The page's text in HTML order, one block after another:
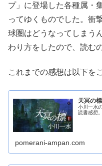
プ」に登場した各種属・
ってゆくものでした。衝
球圏はどうなってしまう
わり方をしたので、読む
これまでの感想は以下を
天冥の
小川一水
読書感想。
pomerani-ampan.com